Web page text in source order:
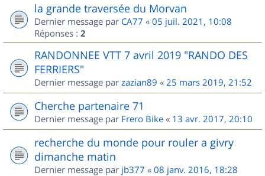
la grande traversée du Morvan
Dernier message par CA77 « 05 juil. 2021, 10:08
Réponses : 2
RANDONNEE VTT 7 avril 2019 "RANDO DES
FERRIERS"
Dernier message par zazian89 « 25 mars 2019, 21:52
Cherche partenaire 71
Dernier message par Frero Bike « 13 avr. 2017, 20:10
recherche du monde pour rouler a givry
dimanche matin
Dernier message par jb377 « 08 janv. 2016, 18:28